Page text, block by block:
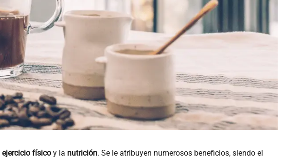
ejercicio físico y la nutrición. Se le atribuyen numerosos beneficios, siendo el